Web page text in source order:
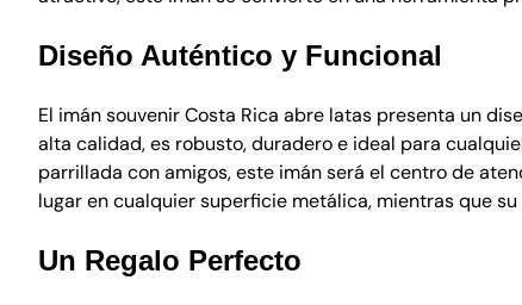
Diseño Auténtico y Funcional
El imán souvenir Costa Rica abre latas presenta un
alta calidad, es robusto, duradero e ideal para
parrillada con amigos, este imán será el centro de
lugar en cualquier superficie metálica, mientras que
Un Regalo Perfecto